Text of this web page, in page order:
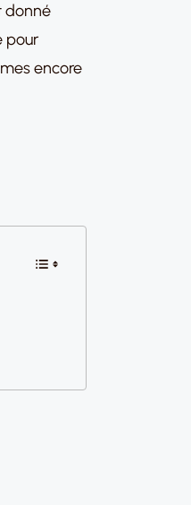
donné
pour
encore